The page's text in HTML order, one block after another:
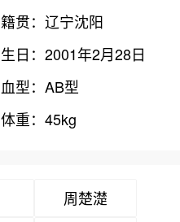
籍贯：辽宁沈阳
生日：2001年2月28日
血型：AB型
体重：45kg
周楚濋